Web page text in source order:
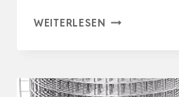
WEITERLESEN KRAPTRAP
DRAHTGITTER